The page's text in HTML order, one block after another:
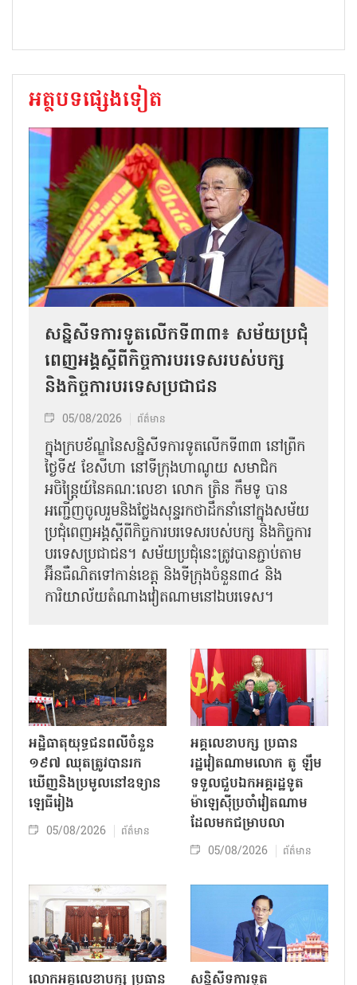
អត្ថបទផ្សេងទៀត
សន្និសីទការទូតលើកទី៣៣៖ សម័យប្រជុំ
ពេញអង្គស្តីពីកិច្ច​ការបរទេសរបស់​បក្ស
និងកិច្ច​ការបរទេសប្រជាជន
05/08/2026 ព័ត៌មាន
ក្នុងក្របខ័ណ្ឌនៃសន្និសីទការទូតលើកទី៣៣ នៅព្រឹក
ថ្ងៃទី៥ ខែសីហា នៅទីក្រុងហាណូយ សមាជិក
អចិន្ត្រៃយ៍នៃគណៈលេខា លោក ត្រិន កឹម​ទូ បាន
អញ្ជើញ​ចូលរួមនិងថ្លែងសុន្ទរកថាដឹកនាំនៅក្នុងសម័យ
ប្រជុំពេញអង្គស្តីពី​​កិច្ច​ការបរទេសរបស់​បក្ស និងកិច្ច​ការ
បរទេស​ប្រជាជន។ សម័យប្រជុំនេះត្រូវបានភ្ជាប់តាម
អ៊ីនធឺណិតទៅកាន់ខេត្ត និងទីក្រុងចំនួន៣៤ និង
ការិយាល័យតំណាងវៀតណាមនៅឯ​បរទេស។
អដ្ឋិធាតុយុទ្ធជនពលីចំនួន
១៩៧ ឈុតត្រូវបានរក
ឃើញនិងប្រមូលនៅឧទ្យាន
ឡេធីរៀង
05/08/2026 ព័ត៌មាន
អគ្គលេខាបក្ស ប្រធាន
រដ្ឋវៀតណាមលោក តូ ឡឹម
ទទួលជួបឯកអគ្គរដ្ឋទូត
ម៉ាឡេស៊ីប្រចាំវៀតណាម
ដែលមកជម្រាបលា
05/08/2026 ព័ត៌មាន
លោក​អគ្គលេខាបក្ស ប្រធាន សន្និសីទការទូត